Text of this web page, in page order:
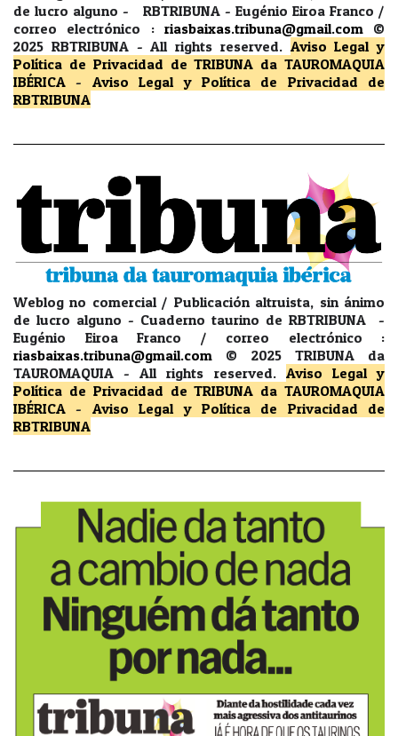
de lucro alguno - RBTRIBUNA - Eugénio Eiroa Franco /
correo electrónico : riasbaixas.tribuna@gmail.com
©
2025 RBTRIBUNA -All rights reserved. Aviso Legal y
Política de Privacidad de TRIBUNA da TAUROMAQUIA
IBÉRICA - Aviso Legal y Política de Privacidad
de
RBTRIBUNA
Weblog no comercial / Publicación altruista, sin ánimo
de lucro alguno - Cuaderno taurino de RBTRIBUNA -
Eugénio Eiroa Franco / correo electrónico :
riasbaixas.tribuna@gmail.com
© 2025 TRIBUNA da
TAUROMAQUIA -All rights reserved. Aviso Legal y
Política de Privacidad de TRIBUNA da TAUROMAQUIA
IBÉRICA - Aviso Legal y Política de Privacidad
de
RBTRIBUNA